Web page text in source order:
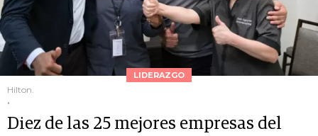
LIDERAZGO
Hilton.
.
Diez de las 25 mejores empresas del